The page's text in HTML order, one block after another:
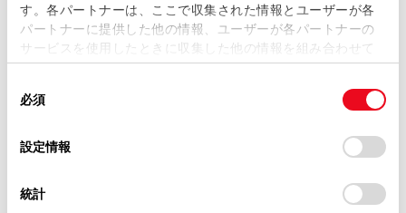
す。各パートナーは、ここで収集された情報とユーザーが各
パートナーに提供した他の情報、ユーザーが各パートナーの
サービスを使用したときに収集した他の情報を組み合わせて
使用することがあります。当ウェブサイトの使用を続行する
デバイスにすべてのCookie(クッキー)が保存されることに同
意したことになります。Cookie(クッキー)のオプトアウト、
設定の変更、同意を撤回したりするにあたっては、当社の
「Cookie（クッキー）情報の取り扱いについて
」をご覧くだ
必須
設定情報
統計
※ セットアップ費用は別途申し受けます
安全装置・運転サポート